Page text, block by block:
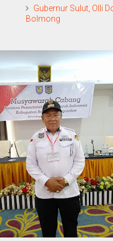
Gubernur Sulut, Olli
Bolmong